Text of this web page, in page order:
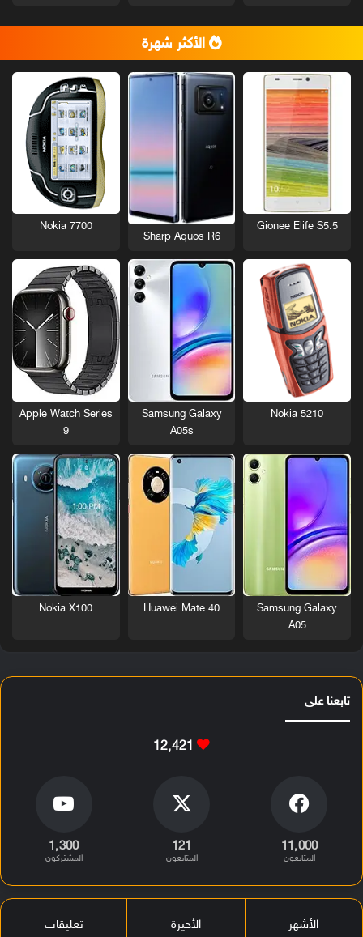
الأكثر شهرة
Gionee Elife S5.5
Sharp Aquos R6
Nokia 7700
Nokia 5210
Samsung Galaxy
A05s
Apple Watch Series
9
Samsung Galaxy
A05
Huawei Mate 40
Nokia X100
تابعنا على
12٬421
11٬000
المتابعون
121
المتابعون
1٬300
المشتركون
الأشهر الأخيرة تعليقات